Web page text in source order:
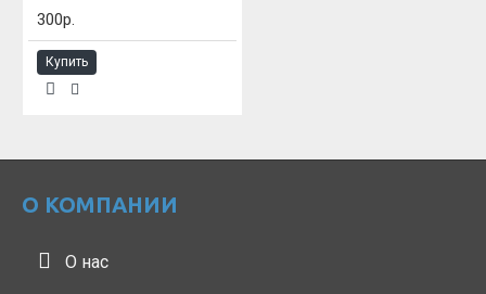
300р.
Купить
О КОМПАНИИ
О нас